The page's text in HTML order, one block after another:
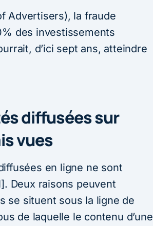
Advertisers), la fraude
des investissements
d’ici sept ans, atteindre
diffusées sur
vues
en ligne ne sont
Deux raisons peuvent
se situent sous la ligne de
de laquelle le contenu d’une